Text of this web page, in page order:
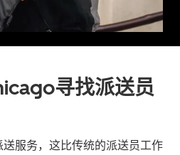
寻找派送员
服务，这比传统的派送员工作